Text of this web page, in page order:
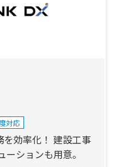
対応
効率化！ 建設工事
ションも用意。